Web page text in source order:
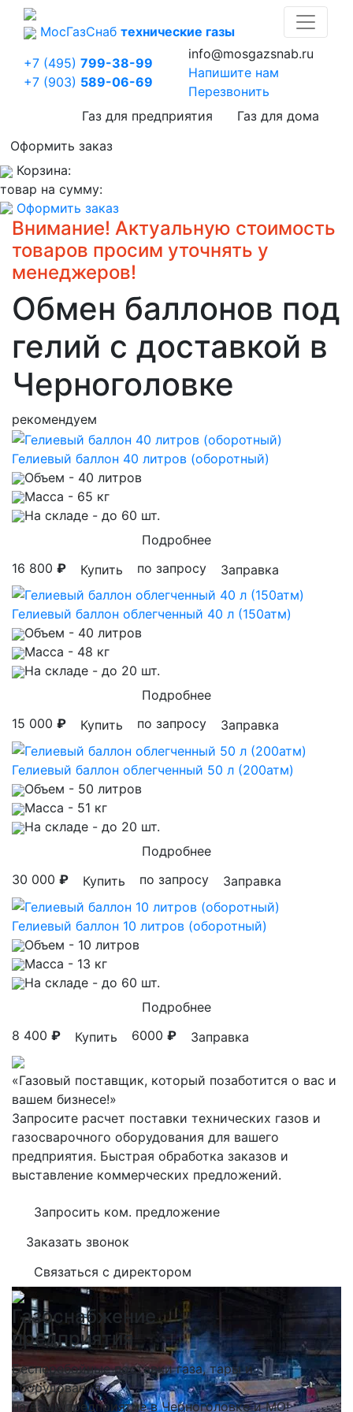
МосГазСнаб технические газы
+7 (495) 799-38-99
+7 (903) 589-06-69
info@mosgazsnab.ru
Напишите нам
Перезвонить
Газ для предприятия
Газ для дома
Оформить заказ
Корзина:
товар на сумму:
Оформить заказ
Внимание! Актуальную стоимость
товаров просим уточнять у
менеджеров!
Обмен баллонов под
гелий с доставкой в
Черноголовке
рекомендуем
Гелиевый баллон 40 литров (оборотный)
Объем - 40 литров
Масса - 65 кг
На складе - до 60 шт.
Подробнее
16 800 ₽ Купить по запросу Заправка
Гелиевый баллон облегченный 40 л (150атм)
Объем - 40 литров
Масса - 48 кг
На складе - до 20 шт.
Подробнее
15 000 ₽ Купить по запросу Заправка
Гелиевый баллон облегченный 50 л (200атм)
Объем - 50 литров
Масса - 51 кг
На складе - до 20 шт.
Подробнее
30 000 ₽ Купить по запросу Заправка
Гелиевый баллон 10 литров (оборотный)
Объем - 10 литров
Масса - 13 кг
На складе - до 60 шт.
Подробнее
8 400 ₽ Купить 6000 ₽ Заправка
«Газовый поставщик, который позаботится о вас и
вашем бизнесе!»
Запросите расчет поставки технических газов и
газосварочного оборудования для вашего
предприятия. Быстрая обработка заказов и
выставление коммерческих предложений.
Запросить ком. предложение
Заказать звонок
Связаться с директором
Газоснабжение
предприятия
Бесперебойные поставки газа, тары и
оборудования
на ваше предприятие в Черноголовке и МО!